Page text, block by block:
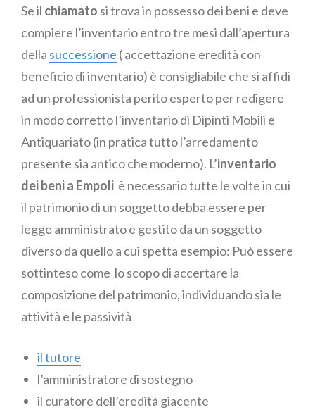
Se il chiamato si trova in possesso dei beni e deve
compiere l’inventario entro tre mesi dall’apertura
della successione ( accettazione eredità con
beneficio di inventario) è consigliabile che si affidi
ad un professionista perito esperto per redigere
in modo corretto l’inventario di Dipinti Mobili e
Antiquariato (in pratica tutto l’arredamento
presente sia antico che moderno). L’inventario
dei beni a Empoli è necessario tutte le volte in cui
il patrimonio di un soggetto debba essere per
legge amministrato e gestito da un soggetto
diverso da quello a cui spetta esempio: Può essere
sottinteso come lo scopo di accertare la
composizione del patrimonio, individuando sia le
attività e le passività
il tutore
l’amministratore di sostegno
il curatore dell’eredità giacente